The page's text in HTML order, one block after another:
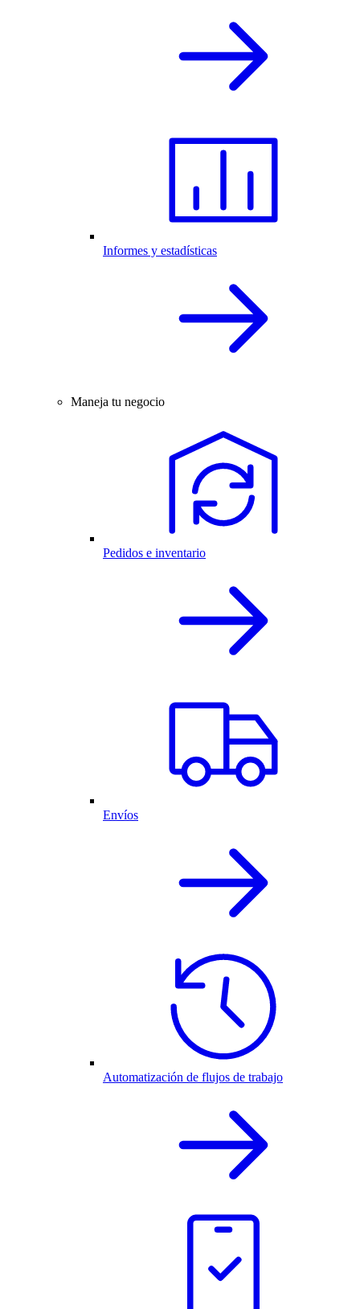
Informes y estadísticas
Maneja tu negocio
Pedidos e inventario
Envíos
Automatización de flujos de trabajo